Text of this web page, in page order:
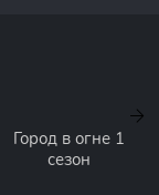
Город в огне 1
сезон